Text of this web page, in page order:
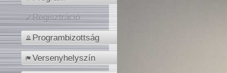
Regisztráció
Programbizottság
Versenyhelyszín